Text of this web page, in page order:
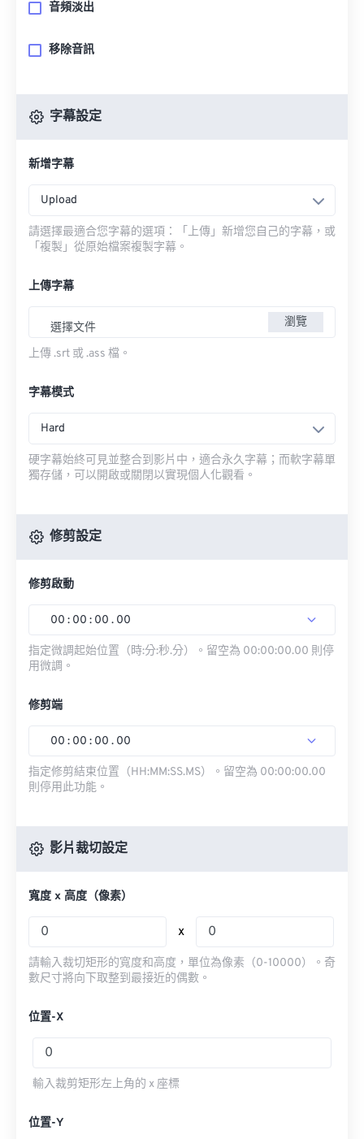
音頻淡出
移除音訊
字幕設定
新增字幕
Upload
請選擇最適合您字幕的選項：「上傳」新增您自己的字幕，或
「複製」從原始檔案複製字幕。
上傳字幕
選擇文件 瀏覽
上傳 .srt 或 .ass 檔。
字幕模式
Hard
硬字幕始終可見並整合到影片中，適合永久字幕；而軟字幕單
獨存儲，可以開啟或關閉以實現個人化觀看。
修剪設定
修剪啟動
00 : 00 : 00 . 00
指定微調起始位置（時:分:秒.分）。留空為 00:00:00.00 則停
用微調。
修剪端
00 : 00 : 00 . 00
指定修剪結束位置（HH:MM:SS.MS）。留空為 00:00:00.00
則停用此功能。
影片裁切設定
寬度 x 高度（像素）
x
請輸入裁切矩形的寬度和高度，單位為像素（0-10000）。奇
數尺寸將向下取整到最接近的偶數。
位置-X
輸入裁剪矩形左上角的 x 座標
位置-Y